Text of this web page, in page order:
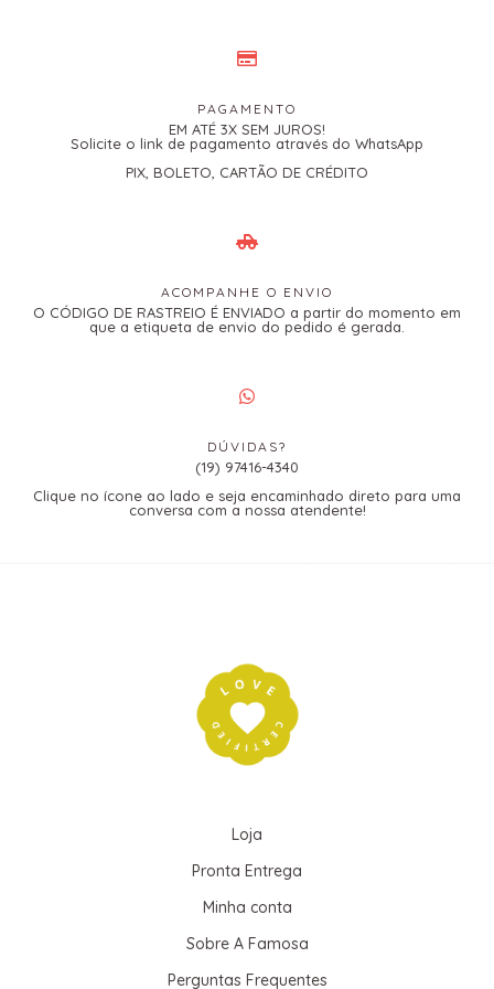
PAGAMENTO
EM ATÉ 3X SEM JUROS!
Solicite o link de pagamento através do WhatsApp
PIX, BOLETO, CARTÃO DE CRÉDITO
ACOMPANHE O ENVIO
O CÓDIGO DE RASTREIO É ENVIADO a partir do momento em
que a etiqueta de envio do pedido é gerada.
DÚVIDAS?
(19) 97416-4340
Clique no ícone ao lado e seja encaminhado direto para uma
conversa com a nossa atendente!
Loja
Pronta Entrega
Minha conta
Sobre A Famosa
Perguntas Frequentes